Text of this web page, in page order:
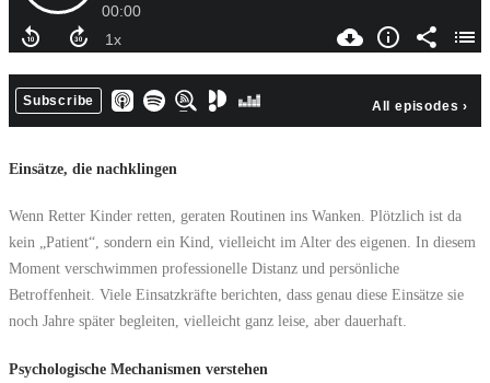
Einsätze, die nachklingen
Wenn Retter Kinder retten, geraten Routinen ins Wanken. Plötzlich ist da
kein „Patient“, sondern ein Kind, vielleicht im Alter des eigenen. In diesem
Moment verschwimmen professionelle Distanz und persönliche
Betroffenheit. Viele Einsatzkräfte berichten, dass genau diese Einsätze sie
noch Jahre später begleiten, vielleicht ganz leise, aber dauerhaft.
Psychologische Mechanismen verstehen